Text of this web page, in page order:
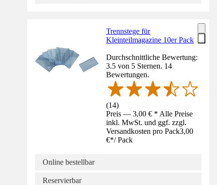
Trennstege für
Kleinteilmagazine 10er Pack
Durchschnittliche Bewertung:
3.5 von 5 Sternen. 14
Bewertungen.
(14)
Preis — 3,00 € * Alle Preise
inkl. MwSt. und ggf. zzgl.
Versandkosten pro Pack3,00
€*/ Pack
Online bestellbar
Reservierbar